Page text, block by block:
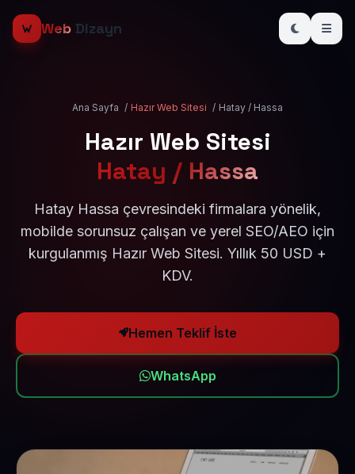
Web Dizayn
Ana Sayfa / Hazır Web Sitesi / Hatay / Hassa
Hazır Web Sitesi
Hatay / Hassa
Hatay Hassa çevresindeki firmalara yönelik,
mobilde sorunsuz çalışan ve yerel SEO/AEO için
kurgulanmış Hazır Web Sitesi. Yıllık 50 USD +
KDV.
Hemen Teklif İste
WhatsApp